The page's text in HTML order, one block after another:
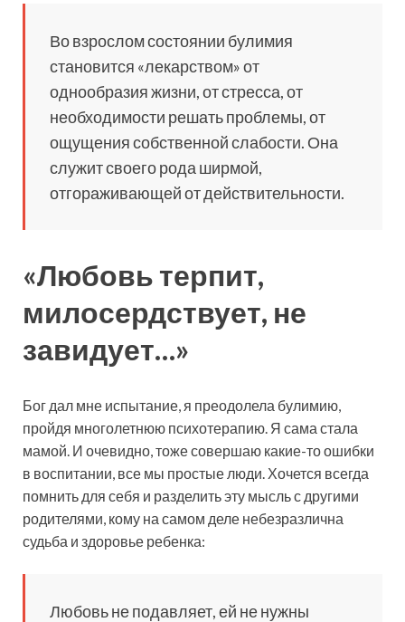
Во взрослом состоянии булимия
становится «лекарством» от
однообразия жизни, от стресса, от
необходимости решать проблемы, от
ощущения собственной слабости. Она
служит своего рода ширмой,
отгораживающей от действительности.
«Любовь терпит,
милосердствует, не
завидует…»
Бог дал мне испытание, я преодолела булимию,
пройдя многолетнюю психотерапию. Я сама стала
мамой. И очевидно, тоже совершаю какие-то ошибки
в воспитании, все мы простые люди. Хочется всегда
помнить для себя и разделить эту мысль с другими
родителями, кому на самом деле небезразлична
судьба и здоровье ребенка:
Любовь не подавляет, ей не нужны